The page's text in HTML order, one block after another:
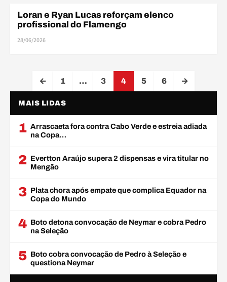
BASE
Loran e Ryan Lucas reforçam elenco
profissional do Flamengo
28/06/2026
Paginação de posts
← 1 … 3 4 5 6 →
MAIS LIDAS
1 Arrascaeta fora contra Cabo Verde e estreia adiada
na Copa…
2 Evertton Araújo supera 2 dispensas e vira titular no
Mengão
3 Plata chora após empate que complica Equador na
Copa do Mundo
4 Boto detona convocação de Neymar e cobra Pedro
na Seleção
5 Boto cobra convocação de Pedro à Seleção e
questiona Neymar